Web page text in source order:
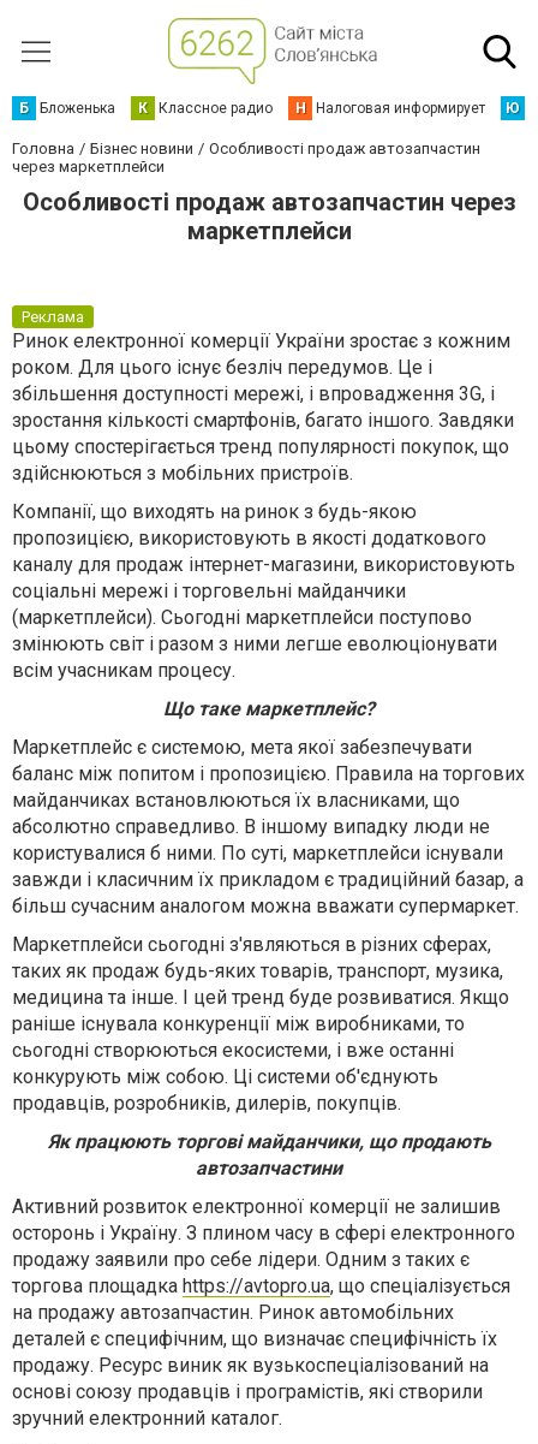
Б Бложенька К Классное радио Н Налоговая информирует Ю
Головна Бізнес новини
Особливості продаж автозапчастин
через маркетплейси
Особливості продаж автозапчастин через
маркетплейси
Реклама
Ринок електронної комерції України зростає з кожним
роком. Для цього існує безліч передумов. Це і
збільшення доступності мережі, і впровадження 3G, і
зростання кількості смартфонів, багато іншого. Завдяки
цьому спостерігається тренд популярності покупок, що
здійснюються з мобільних пристроїв.
Компанії, що виходять на ринок з будь-якою
пропозицією, використовують в якості додаткового
каналу для продаж інтернет-магазини, використовують
соціальні мережі і торговельні майданчики
(маркетплейси). Сьогодні маркетплейси поступово
змінюють світ і разом з ними легше еволюціонувати
всім учасникам процесу.
Що таке маркетплейс?
Маркетплейс є системою, мета якої забезпечувати
баланс між попитом і пропозицією. Правила на торгових
майданчиках встановлюються їх власниками, що
абсолютно справедливо. В іншому випадку люди не
користувалися б ними. По суті, маркетплейси існували
завжди і класичним їх прикладом є традиційний базар, а
більш сучасним аналогом можна вважати супермаркет.
Маркетплейси сьогодні з'являються в різних сферах,
таких як продаж будь-яких товарів, транспорт, музика,
медицина та інше. І цей тренд буде розвиватися. Якщо
раніше існувала конкуренції між виробниками, то
сьогодні створюються екосистеми, і вже останні
конкурують між собою. Ці системи об'єднують
продавців, розробників, дилерів, покупців.
Як працюють торгові майданчики, що продають
автозапчастини
Активний розвиток електронної комерції не залишив
осторонь і Україну. З плином часу в сфері електронного
продажу заявили про себе лідери. Одним з таких є
торгова площадка https://avtopro.ua, що спеціалізується
на продажу автозапчастин. Ринок автомобільних
деталей є специфічним, що визначає специфічність їх
продажу. Ресурс виник як вузькоспеціалізований на
основі союзу продавців і програмістів, які створили
зручний електронний каталог.